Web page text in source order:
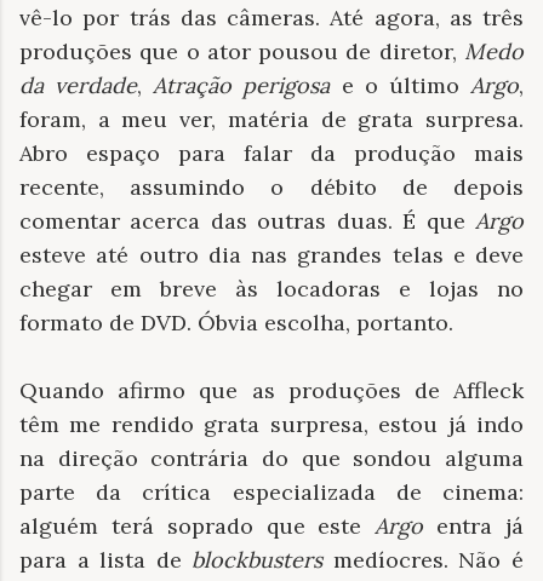
vê-lo por trás das câmeras. Até agora, as três
produções que o ator pousou de diretor, Medo
da verdade,Atração perigosae o últimoArgo,
foram, a meu ver, matéria de grata surpresa.
Abro espaço para falar da produção mais
recente, assumindo o débito de depois
comentar acerca das outras duas. É que Argo
esteve até outro dia nas grandes telas e deve
chegar em breve às locadoras e lojas no
formato de DVD. Óbvia escolha, portanto.
Quando afirmo que as produções de Affleck
têm me rendido grata surpresa, estou já indo
na direção contrária do que sondou alguma
parte da crítica especializada de cinema:
alguém terá soprado que esteArgo entra já
para a lista de blockbusters medíocres. Não é